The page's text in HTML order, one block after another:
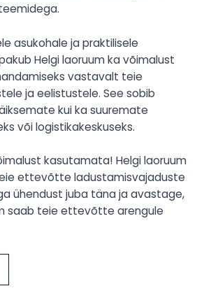
asukohale ja praktilisele
Helgi laoruum ka võimalust
vastavalt teie
ja eelistustele. See sobib
kui ka suuremate
või logistikakeskuseks.
kasutamata! Helgi laoruum
ettevõtte ladustamisvajaduste
ühendust juba täna ja avastage,
saab teie ettevõtte arengule